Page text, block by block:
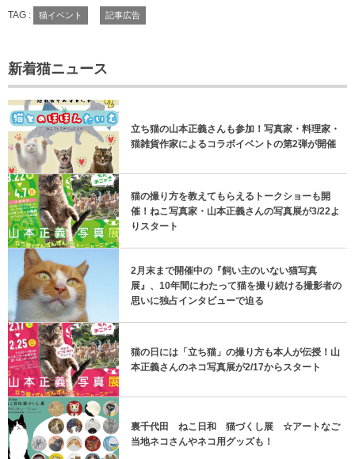
TAG : 猫イベント 記事広告
新着猫ニュース
立ち猫の山本正義さんも参加！写真家・料理家・
猫雑貨作家によるコラボイベントの第2弾が開催
猫の撮り方を教えてもらえるトークショーも開
催！ねこ写真家・山本正義さんの写真展が3/22よ
りスタート
2月末まで開催中の『飼い主のいない猫写真
展』、10年間にわたって猫を撮り続ける撮影者の
思いに独占インタビューで迫る
猫の日には「立ち猫」の撮り方も本人が伝授！山
本正義さんのネコ写真展が2/17からスタート
裏千代田 ねこ日和 猫づくし展 ☆アートなご
当地ネコさんやネコ用グッズも！